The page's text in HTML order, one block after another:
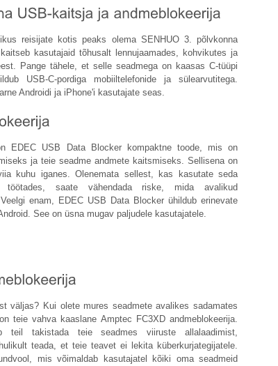
reisijate kotis peaks olema SENHUO 3. põlvkonna
kasutajaid tõhusalt lennujaamades, kohvikutes ja
Pange tähele, et selle seadmega on kaasas C-tüüpi
USB-C-pordiga mobiiltelefonide ja sülearvutitega.
Androidi ja iPhone'i kasutajate seas.
EDEC USB Data Blocker kompaktne toode, mis on
ja teie seadme andmete kaitsmiseks. Sellisena on
kuhu iganes. Olenemata sellest, kas kasutate seda
saate vähendada riske, mida avalikud
enam, EDEC USB Data Blocker ühildub erinevate
See on üsna mugav paljudele kasutajatele.
väljas? Kui olete mures seadmete avalikes sadamates
teie vahva kaaslane Amptec FC3XD andmeblokeerija.
teil takistada teie seadmes viiruste allalaadimist,
teada, et teie teavet ei lekita küberkurjategijatele.
mis võimaldab kasutajatel kõiki oma seadmeid